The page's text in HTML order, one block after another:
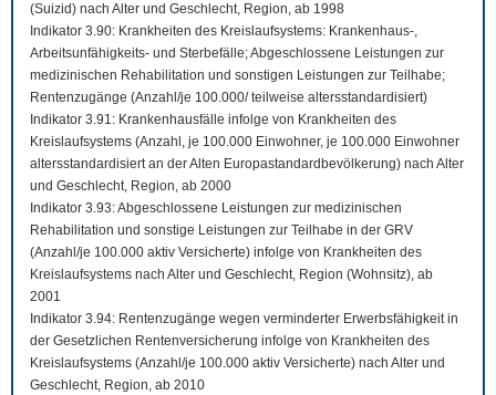
(Suizid) nach Alter und Geschlecht, Region, ab 1998
Indikator 3.90: Krankheiten des Kreislaufsystems: Krankenhaus-,
Arbeitsunfähigkeits- und Sterbefälle; Abgeschlossene Leistungen zur
medizinischen Rehabilitation und sonstigen Leistungen zur Teilhabe;
Rentenzugänge (Anzahl/je 100.000/ teilweise altersstandardisiert)
Indikator 3.91: Krankenhausfälle infolge von Krankheiten des
Kreislaufsystems (Anzahl, je 100.000 Einwohner, je 100.000 Einwohner
altersstandardisiert an der Alten Europastandardbevölkerung) nach Alter
und Geschlecht, Region, ab 2000
Indikator 3.93: Abgeschlossene Leistungen zur medizinischen
Rehabilitation und sonstige Leistungen zur Teilhabe in der GRV
(Anzahl/je 100.000 aktiv Versicherte) infolge von Krankheiten des
Kreislaufsystems nach Alter und Geschlecht, Region (Wohnsitz), ab
2001
Indikator 3.94: Rentenzugänge wegen verminderter Erwerbsfähigkeit in
der Gesetzlichen Rentenversicherung infolge von Krankheiten des
Kreislaufsystems (Anzahl/je 100.000 aktiv Versicherte) nach Alter und
Geschlecht, Region, ab 2010